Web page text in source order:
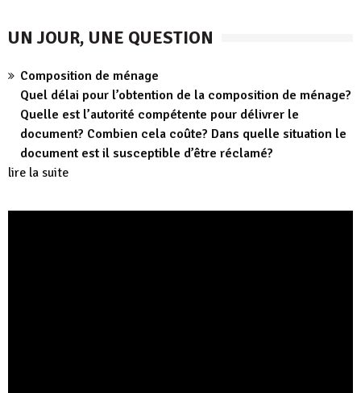
UN JOUR, UNE QUESTION
Composition de ménage
Quel délai pour l’obtention de la composition de ménage?
Quelle est l’autorité compétente pour délivrer le
document? Combien cela coûte? Dans quelle situation le
document est il susceptible d’être réclamé?
lire la suite